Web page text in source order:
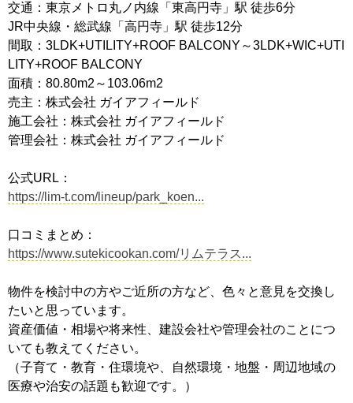
交通：東京メトロ丸ノ内線「東高円寺」駅 徒歩6分
JR中央線・総武線「高円寺」駅 徒歩12分
間取：3LDK+UTILITY+ROOF BALCONY～3LDK+WIC+UTI
LITY+ROOF BALCONY
面積：80.80m2～103.06m2
売主：株式会社 ガイアフィールド
施工会社：株式会社 ガイアフィールド
管理会社：株式会社 ガイアフィールド
公式URL：
https://lim-t.com/lineup/park_koen...
口コミまとめ：
https://www.sutekicookan.com/リムテラス...
物件を検討中の方やご近所の方など、色々と意見を交換し
たいと思っています。
資産価値・相場や将来性、建設会社や管理会社のことにつ
いても教えてください。
（子育て・教育・住環境や、自然環境・地盤・周辺地域の
医療や治安の話題も歓迎です。）